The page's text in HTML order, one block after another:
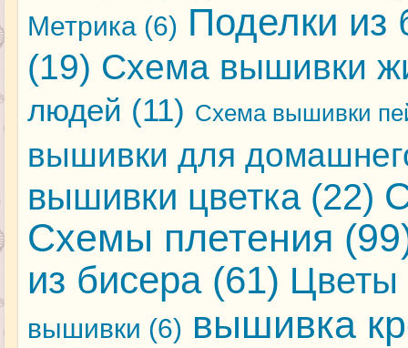
Метрика(6) Поделки из
(19) Схема вышивки
людей (11) Схема вышивки
вышивки для
вышивки цветка(22)
Схемы плетения
из бисера(61) Цветы
вышивки (6) вышивка